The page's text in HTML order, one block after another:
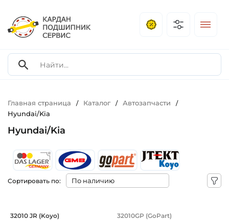
Главная страница / Каталог / Автозапчасти /
Hyundai/Kia
Hyundai/Kia
Сортировать по:
Подшипник 50х80х20/15,5 мм,
32010 JR (Koyo) Подшипник
32010GP (GoPart)